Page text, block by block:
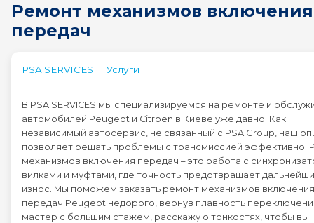
Крок 2: Послуга
Peugeot 107
Peugeot 108
Peugeot 2008
Ремонт механизмов включения
передач
PSA.SERVICES | Услуги
В PSA.SERVICES мы специализируемся на ремонте и
автомобилей Peugeot и Citroen в Киеве уже давно. Как
независимый автосервис, не связанный с PSA Group, наш
позволяет решать проблемы с трансмиссией эффективно.
механизмов включения передач – это работа с
вилками и муфтами, где точность предотвращает
износ. Мы поможем заказать ремонт механизмов включения
передач Peugeot недорого, вернув плавность
мастер с большим стажем, расскажу о тонкостях, чтобы вы